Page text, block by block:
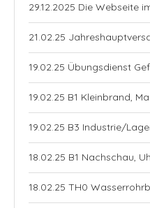
29.12.2025 Die Webseite
21.02.25
19.02.25 Übungsdienst
19.02.25 B1 Kleinbrand,
19.02.25 B3 Industrie/
18.02.25 B1 Nachschau,
18.02.25 TH0